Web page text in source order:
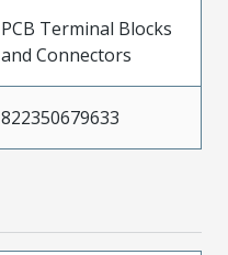
PCB Terminal Blocks
and Connectors
822350679633